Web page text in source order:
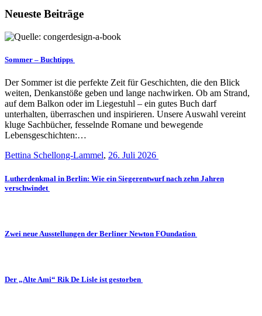
Neueste Beiträge
Sommer – Buchtipps
Der Sommer ist die perfekte Zeit für Geschichten, die den Blick
weiten, Denkanstöße geben und lange nachwirken. Ob am Strand,
auf dem Balkon oder im Liegestuhl – ein gutes Buch darf
unterhalten, überraschen und inspirieren. Unsere Auswahl vereint
kluge Sachbücher, fesselnde Romane und bewegende
Lebensgeschichten:…
Bettina Schellong-Lammel, 26. Juli 2026
Lutherdenkmal in Berlin: Wie ein Siegerentwurf nach zehn Jahren
verschwindet
Zwei neue Ausstellungen der Berliner Newton FOundation
Der „Alte Ami“ Rik De Lisle ist gestorben